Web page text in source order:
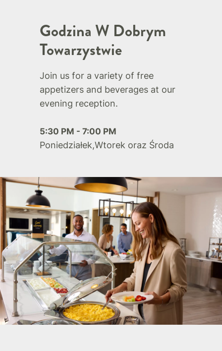
Godzina W Dobrym
Towarzystwie
Join us for a variety of free
appetizers and beverages at our
evening reception.
5:30 PM - 7:00 PM
Poniedziałek,Wtorek oraz Środa